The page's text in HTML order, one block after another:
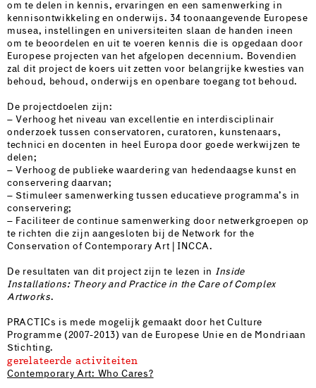
om te delen in kennis, ervaringen en een samenwerking in
kennisontwikkeling en onderwijs. 34 toonaangevende Europese
musea, instellingen en universiteiten slaan de handen ineen
om te beoordelen en uit te voeren kennis die is opgedaan door
Europese projecten van het afgelopen decennium. Bovendien
zal dit project de koers uit zetten voor belangrijke kwesties van
behoud, behoud, onderwijs en openbare toegang tot behoud.
De projectdoelen zijn:
– Verhoog het niveau van excellentie en interdisciplinair
onderzoek tussen conservatoren, curatoren, kunstenaars,
technici en docenten in heel Europa door goede werkwijzen te
delen;
– Verhoog de publieke waardering van hedendaagse kunst en
conservering daarvan;
– Stimuleer samenwerking tussen educatieve programma’s in
conservering;
– Faciliteer de continue samenwerking door netwerkgroepen op
te richten die zijn aangesloten bij de Network for the
Conservation of Contemporary Art | INCCA.
De resultaten van dit project zijn te lezen in Inside
Installations: Theory and Practice in the Care of Complex
Artworks.
PRACTICs is mede mogelijk gemaakt door het Culture
Programme (2007-2013) van de Europese Unie en de Mondriaan
Stichting.
gerelateerde activiteiten
Contemporary Art: Who Cares?